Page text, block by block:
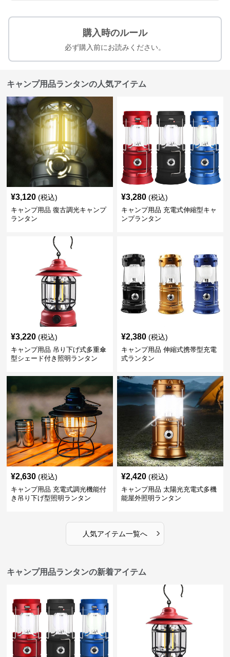
購入時のルール
必ず購入前にお読みください。
キャンプ用品ランタンの人気アイテム
¥3,120 (税込)
キャンプ用品 復古調光キャンプ
ランタン
¥3,280 (税込)
キャンプ用品 充電式伸縮型キャ
ンプランタン
¥3,220 (税込)
キャンプ用品 吊り下げ式多重傘
型シェード付き照明ランタン
¥2,380 (税込)
キャンプ用品 伸縮式携帯型充電
式ランタン
¥2,630 (税込)
キャンプ用品 充電式調光機能付
き吊り下げ型照明ランタン
¥2,420 (税込)
キャンプ用品 太陽光充電式多機
能屋外照明ランタン
人気アイテム一覧へ ›
キャンプ用品ランタンの新着アイテム